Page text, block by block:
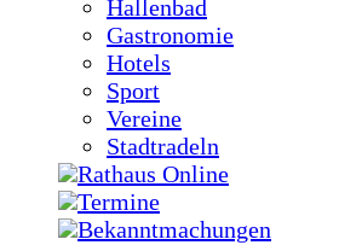
Hallenbad
Gastronomie
Hotels
Sport
Vereine
Stadtradeln
Rathaus Online
Termine
Bekanntmachungen